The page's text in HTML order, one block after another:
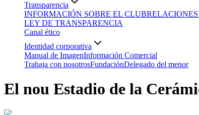
Transparencia
INFORMACIÓN SOBRE EL CLUB
LEY DE TRANSPARENCIA
Canal ético
Identidad corporativa
Manual de ImagenInformación Comercial
Trabaja con nosotrosFundaciónDelegado del menor
El nou Estadio de la